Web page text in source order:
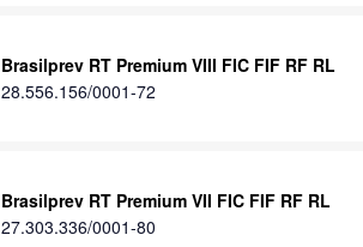
Brasilprev RT Premium VIII FIC FIF RF RL
28.556.156/0001-72
Brasilprev RT Premium VII FIC FIF RF RL
27.303.336/0001-80